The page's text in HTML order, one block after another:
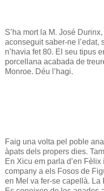
S’ha mort la M. José
aconseguit saber-ne l’edat,
n’havia fet 80. El seu tipus
porcellana acabada de
Monroe. Déu l’hagi.
Faig una volta pel poble
àpats dels propers dies.
En Xicu em parla d’en Fèlix
company a els Fosos de
en Mel va fer-se capellà. La